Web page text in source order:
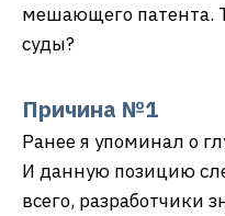
мешающего патента.
суды?
Причина №1
Ранее я упоминал о
И данную позицию
всего, разработчики